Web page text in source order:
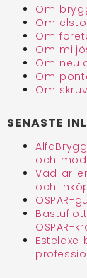
Om
Om
Om
Om
Om
Om
Om
SENASTE
och
Vad är
och
OSPAR-
OSPAR-